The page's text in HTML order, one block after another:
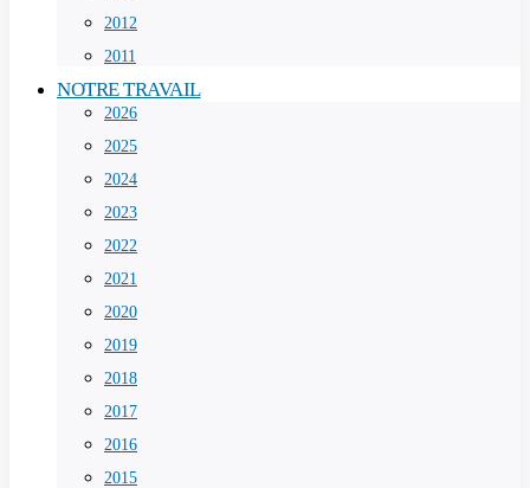
2012
2011
NOTRE TRAVAIL
2026
2025
2024
2023
2022
2021
2020
2019
2018
2017
2016
2015